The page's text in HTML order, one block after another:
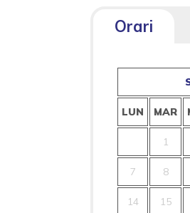
Orari
LUN MAR
1
7 8
14 15